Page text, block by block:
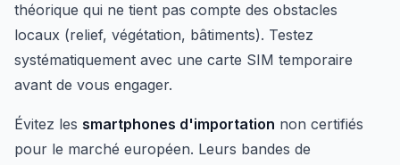
théorique qui ne tient pas compte des obstacles
locaux (relief, végétation, bâtiments). Testez
systématiquement avec une carte SIM temporaire
avant de vous engager.
Évitez les smartphones d'importation non certifiés
pour le marché européen. Leurs bandes de